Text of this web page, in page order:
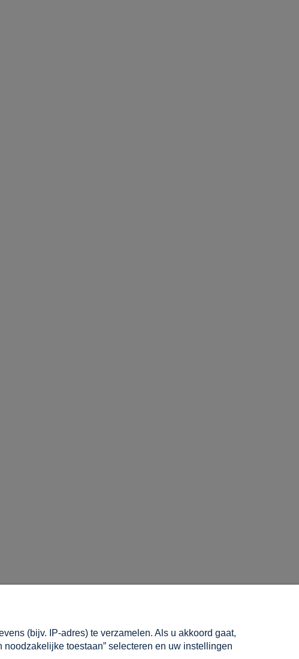
Over ons
(bijv. IP-adres) te verzamelen. Als u akkoord gaat,
toestaan” selecteren en uw instellingen